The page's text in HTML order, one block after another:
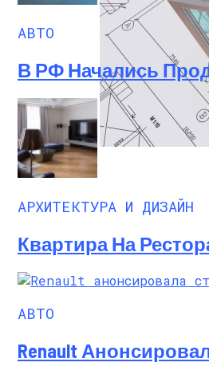
Исследование
АВТО
В РФ Начались
АРХИТЕКТУРА И ДИЗАЙН
Квартира На
АВТО
Renault